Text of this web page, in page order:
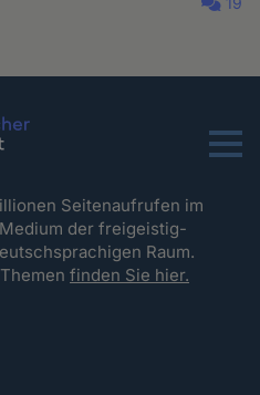
Menu
Seitenaufrufen im
der freigeistig-
Raum.
finden Sie hier.